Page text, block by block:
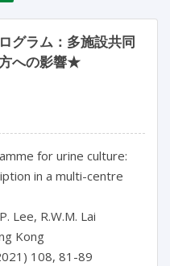
グラム：多施設共同
への影響★
for urine culture:
in a multi-centre
Lee, R.W.M. Lai
Kong
108, 81-89